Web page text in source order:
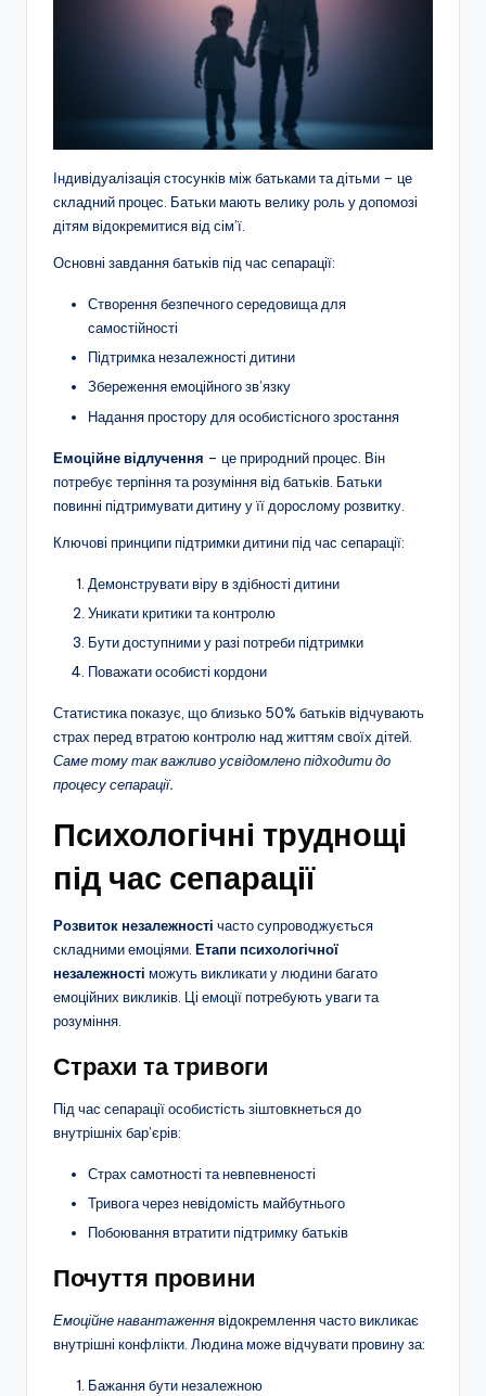
Індивідуалізація стосунків між батьками та дітьми – це
складний процес. Батьки мають велику роль у допомозі
дітям відокремитися від сім’ї.
Основні завдання батьків під час сепарації:
Створення безпечного середовища для
самостійності
Підтримка незалежності дитини
Збереження емоційного зв’язку
Надання простору для особистісного зростання
Емоційне відлучення – це природний процес. Він
потребує терпіння та розуміння від батьків. Батьки
повинні підтримувати дитину у її дорослому розвитку.
Ключові принципи підтримки дитини під час сепарації:
Демонструвати віру в здібності дитини
Уникати критики та контролю
Бути доступними у разі потреби підтримки
Поважати особисті кордони
Статистика показує, що близько 50% батьків відчувають
страх перед втратою контролю над життям своїх дітей.
Саме тому так важливо усвідомлено підходити до
процесу сепарації.
Психологічні труднощі
під час сепарації
Розвиток незалежності часто супроводжується
складними емоціями. Етапи психологічної
незалежності можуть викликати у людини багато
емоційних викликів. Ці емоції потребують уваги та
розуміння.
Страхи та тривоги
Під час сепарації особистість зіштовкнеться до
внутрішніх бар’єрів:
Страх самотності та невпевненості
Тривога через невідомість майбутнього
Побоювання втратити підтримку батьків
Почуття провини
Емоційне навантаженнявідокремлення часто викликає
внутрішні конфлікти. Людина може відчувати провину за:
Бажання бути незалежною